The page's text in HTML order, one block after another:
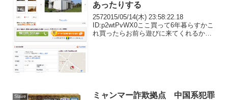
あったりする
2572015/05/14(木) 23:58:22.18
ID:p2wtPvWX0ここ買って6年暮らすかこ
れ買ったらお前ら遊びに来てくれるか千
Slave
ミャンマー詐欺拠点 中国系犯罪